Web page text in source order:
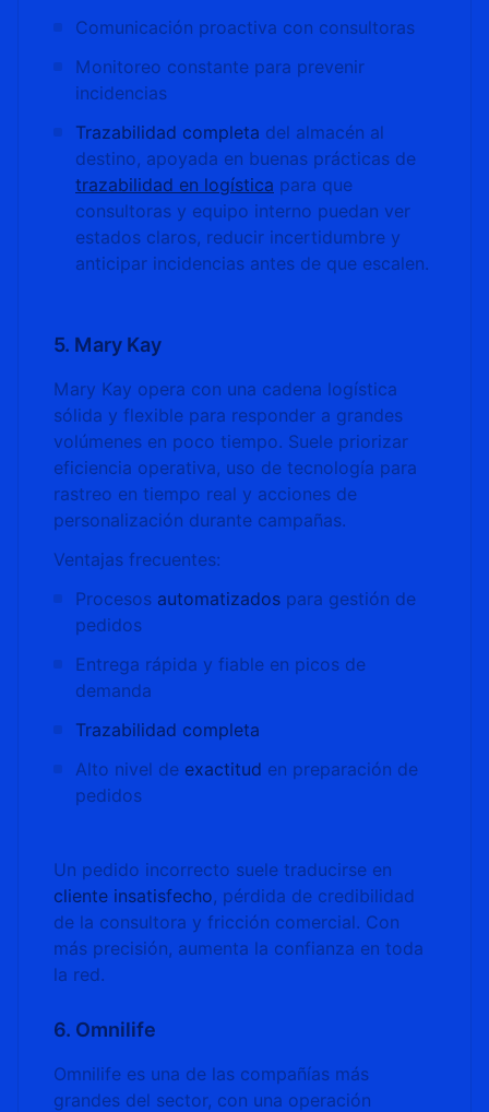
Comunicación proactiva con consultoras
Monitoreo constante para prevenir
incidencias
Trazabilidad completa del almacén al
destino, apoyada en buenas prácticas de
trazabilidad en logística para que
consultoras y equipo interno puedan ver
estados claros, reducir incertidumbre y
anticipar incidencias antes de que escalen.
5. Mary Kay
Mary Kay opera con una cadena logística
sólida y flexible para responder a grandes
volúmenes en poco tiempo. Suele priorizar
eficiencia operativa, uso de tecnología para
rastreo en tiempo real y acciones de
personalización durante campañas.
Ventajas frecuentes:
Procesos automatizados para gestión de
pedidos
Entrega rápida y fiable en picos de
demanda
Trazabilidad completa
Alto nivel de exactitud en preparación de
pedidos
Un pedido incorrecto suele traducirse en
cliente insatisfecho, pérdida de credibilidad
de la consultora y fricción comercial. Con
más precisión, aumenta la confianza en toda
la red.
6. Omnilife
Omnilife es una de las compañías más
grandes del sector, con una operación